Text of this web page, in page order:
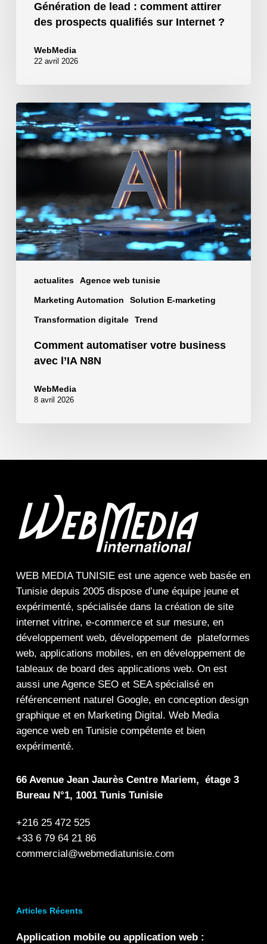
Génération de lead : comment attirer
des prospects qualifiés sur Internet ?
WebMedia
22 avril 2026
actualites Agence web tunisie
Marketing Automation Solution E-marketing
Transformation digitale Trend
Comment
automatiser
votre
business
N8N
Comment automatiser votre business
avec l’IA N8N
WebMedia
8 avril 2026
WEB MEDIA TUNISIEest une agence webbasée en
Tunisie depuis 2005 dispose d’une équipe jeune et
expérimenté, spécialisée dans la création de site
internet vitrine, e-commerceet sur mesure, en
développement web, développement de plateformes
web, applications mobiles, en en développement de
tableaux de boarddes applications web. On est
aussi une Agence SEOet SEAspécialisé en
référencement naturel Google, en conception design
graphiqueet en Marketing Digital. Web Media
agence web en Tunisie compétente et bien
expérimenté.
66 Avenue Jean Jaurès Centre Mariem, étage 3
Bureau N°1, 1001 Tunis Tunisie
+216 25 472 525
+33 6 79 64 21 86
commercial@webmediatunisie.com
Articles Récents
Application mobile ou application web :